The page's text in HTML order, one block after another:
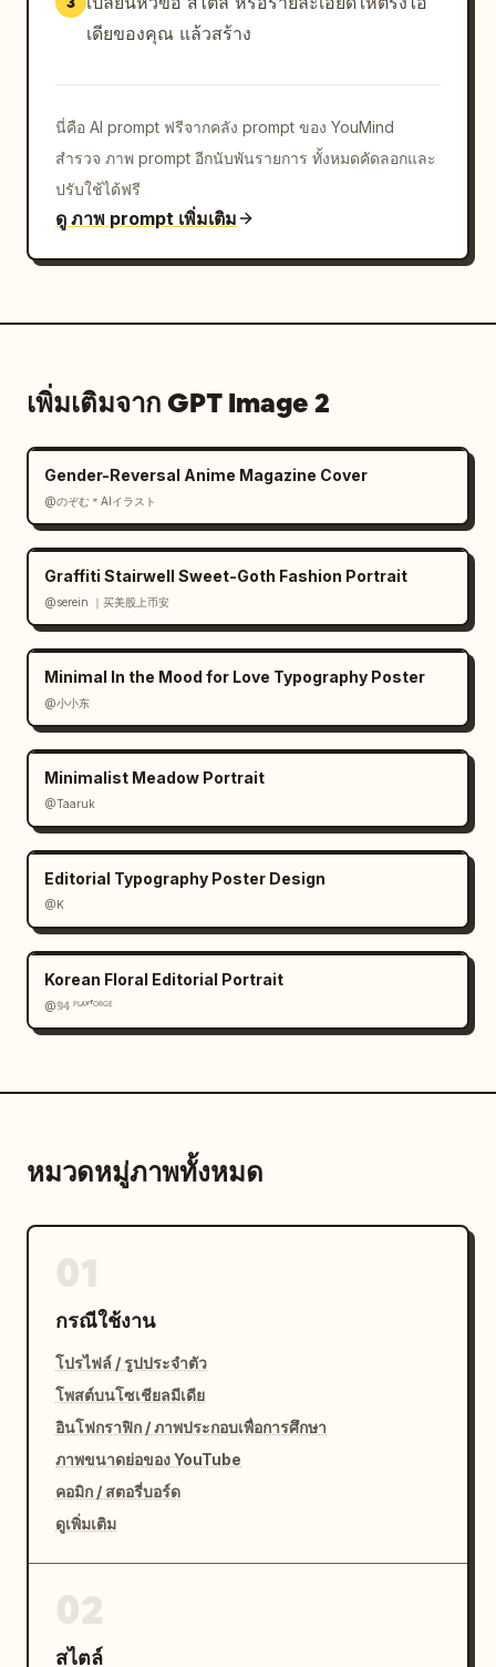
เดียของคุณ แล้วสร้าง
นี่คือ AI prompt ฟรีจากคลัง prompt ของ YouMind
สำรวจ ภาพ prompt อีกนับพันรายการ ทั้งหมดคัดลอกและ
ปรับใช้ได้ฟรี
ดู ภาพ prompt เพิ่มเติม
เพิ่มเติมจาก GPT Image 2
Gender-Reversal Anime Magazine Cover
@のぞむ＊AIイラスト
Graffiti Stairwell Sweet-Goth Fashion Portrait
@serein ｜买美股上币安
Minimal In the Mood for Love Typography Poster
@小小东
Minimalist Meadow Portrait
@Taaruk
Editorial Typography Poster Design
@K
Korean Floral Editorial Portrait
@𝟡𝟜 ᴾᴸᴬʸᶠᴼᴿᴳᴱ
หมวดหมู่ภาพทั้งหมด
กรณีใช้งาน
โปรไฟล์ / รูปประจำตัว
โพสต์บนโซเชียลมีเดีย
อินโฟกราฟิก / ภาพประกอบเพื่อการศึกษา
ภาพขนาดย่อของ YouTube
คอมิก / สตอรี่บอร์ด
ดูเพิ่มเติม
สไตล์